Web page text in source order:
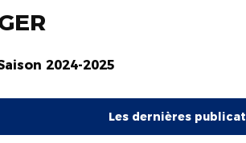
2024-2025
Les dernières